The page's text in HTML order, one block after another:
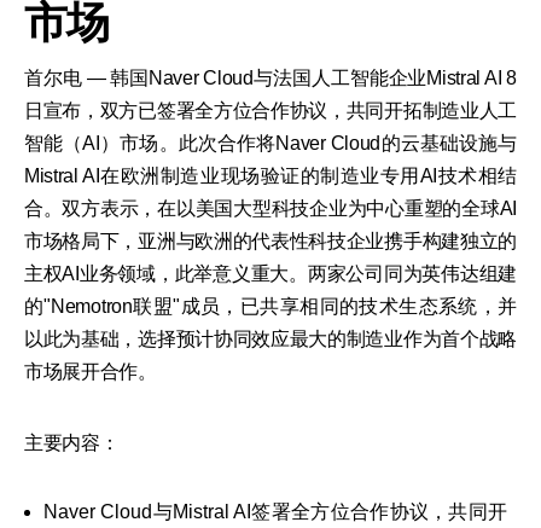
市场
首尔电 — 韩国Naver Cloud与法国人工智能企业Mistral AI 8
日宣布，双方已签署全方位合作协议，共同开拓制造业人工
智能（AI）市场。此次合作将Naver Cloud的云基础设施与
Mistral AI在欧洲制造业现场验证的制造业专用AI技术相结
合。双方表示，在以美国大型科技企业为中心重塑的全球AI
市场格局下，亚洲与欧洲的代表性科技企业携手构建独立的
主权AI业务领域，此举意义重大。两家公司同为英伟达组建
的"Nemotron联盟"成员，已共享相同的技术生态系统，并
以此为基础，选择预计协同效应最大的制造业作为首个战略
市场展开合作。
主要内容：
Naver Cloud与Mistral AI签署全方位合作协议，共同开